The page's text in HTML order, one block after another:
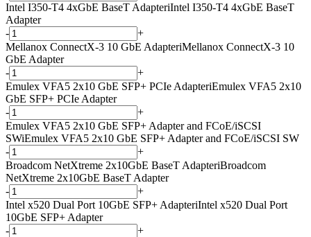
Intel I350-T4 4xGbE BaseT AdapteriIntel I350-T4 4xGbE BaseT
Adapter
-
+
Mellanox ConnectX-3 10 GbE AdapteriMellanox ConnectX-3 10
GbE Adapter
-
+
Emulex VFA5 2x10 GbE SFP+ PCIe AdapteriEmulex VFA5 2x10
GbE SFP+ PCIe Adapter
-
+
Emulex VFA5 2x10 GbE SFP+ Adapter and FCoE/iSCSI
SWiEmulex VFA5 2x10 GbE SFP+ Adapter and FCoE/iSCSI SW
-
+
Broadcom NetXtreme 2x10GbE BaseT AdapteriBroadcom
NetXtreme 2x10GbE BaseT Adapter
-
+
Intel x520 Dual Port 10GbE SFP+ AdapteriIntel x520 Dual Port
10GbE SFP+ Adapter
-
+